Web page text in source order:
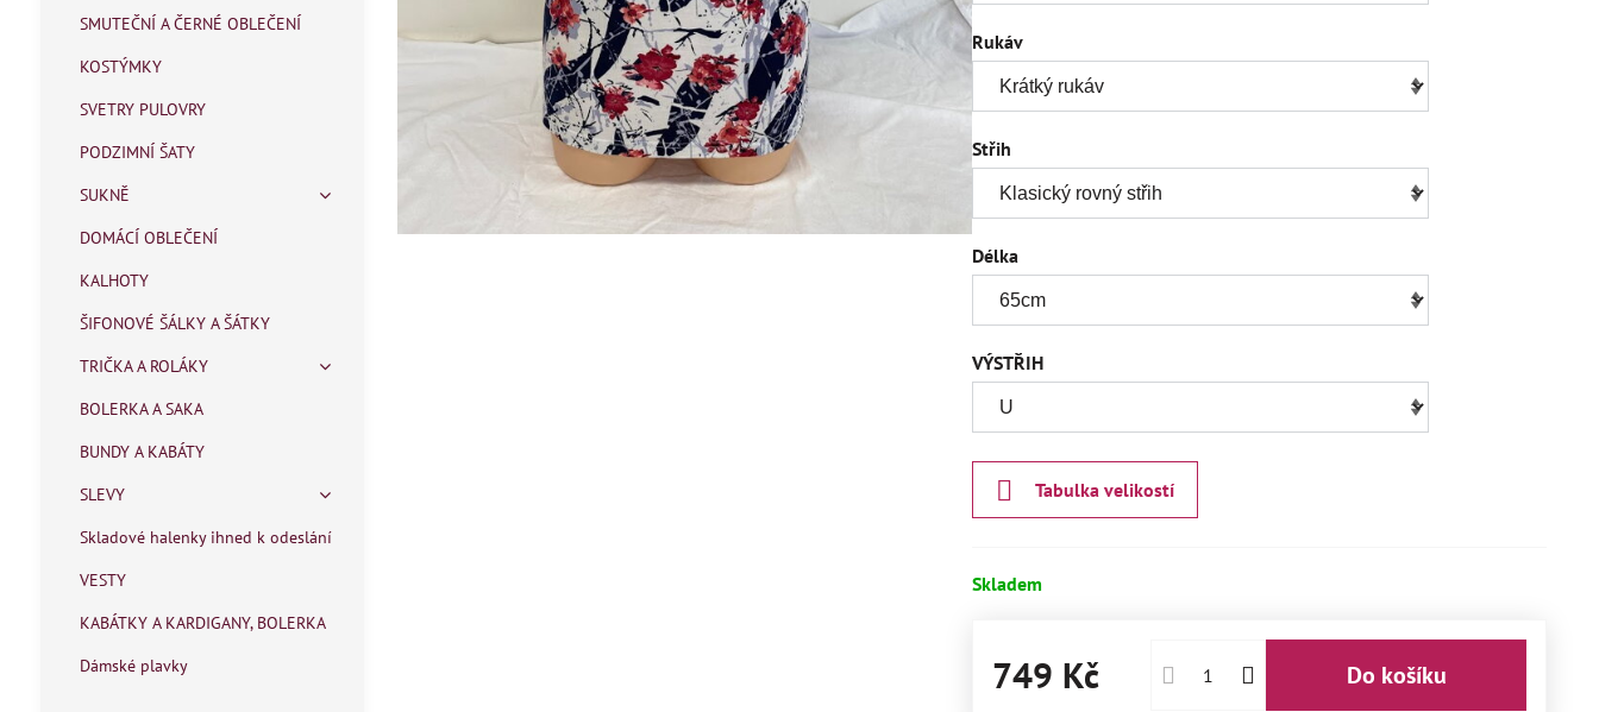
Rukáv
Střih
Délka
VÝSTŘIH
Tabulka velikostí
Skladem
749 Kč Do košíku
SMUTEČNÍ A ČERNÉ OBLEČENÍ
KOSTÝMKY
SVETRY PULOVRY
PODZIMNÍ ŠATY
SUKNĚ
DOMÁCÍ OBLEČENÍ
KALHOTY
ŠIFONOVÉ ŠÁLKY A ŠÁTKY
TRIČKA A ROLÁKY
BOLERKA A SAKA
BUNDY A KABÁTY
SLEVY
Skladové halenky ihned k odeslání
VESTY
KABÁTKY A KARDIGANY, BOLERKA
Dámské plavky